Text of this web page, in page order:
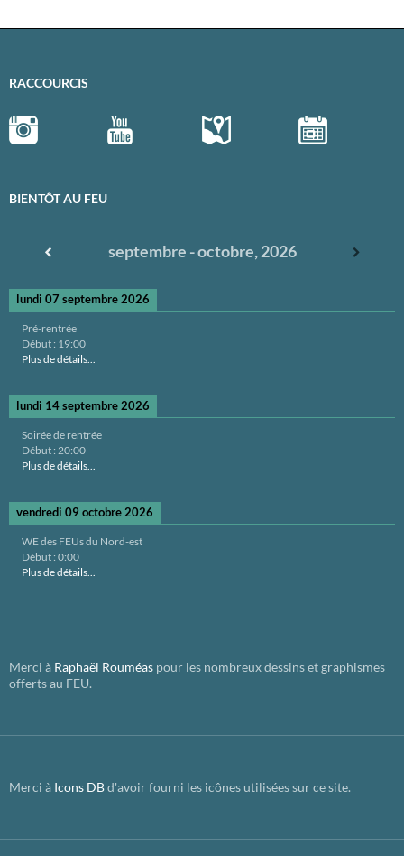
RACCOURCIS
BIENTÔT AU FEU
septembre - octobre, 2026
lundi 07 septembre 2026
Pré-rentrée
Début : 19:00
Plus de détails...
lundi 14 septembre 2026
Soirée de rentrée
Début : 20:00
Plus de détails...
vendredi 09 octobre 2026
WE des FEUs du Nord-est
Début : 0:00
Plus de détails...
Merci à Raphaël Rouméas pour les nombreux dessins et graphismes
offerts au FEU.
Merci à Icons DBd'avoir fourni les icônes utilisées sur ce site.